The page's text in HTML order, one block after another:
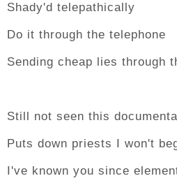
Shady'd telepathically
Do it through the telephone
Sending cheap lies through
Still not seen this
Puts down priests I won't
I've known you since